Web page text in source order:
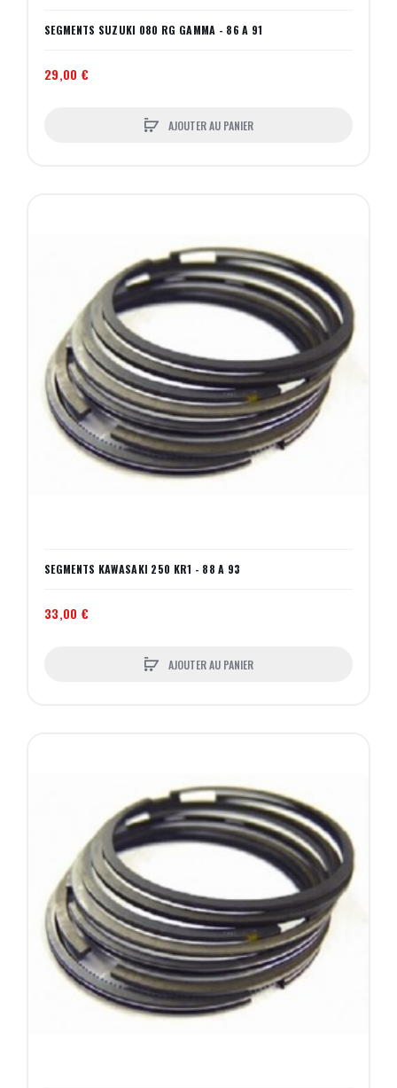
SEGMENTS SUZUKI 080 RG GAMMA - 86 A 91
29,00 €
AJOUTER AU PANIER
SEGMENTS KAWASAKI 250 KR1 - 88 A 93
33,00 €
AJOUTER AU PANIER